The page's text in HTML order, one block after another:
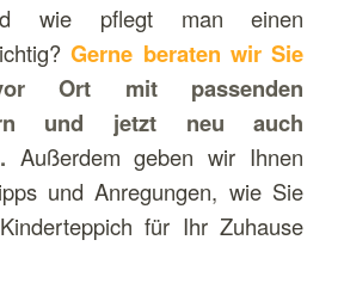
wie pflegt man einen
Gerne beraten wir Sie
Ort mit passenden
und jetzt neu auch
Außerdem geben wir Ihnen
und Anregungen, wie Sie
für Ihr Zuhause